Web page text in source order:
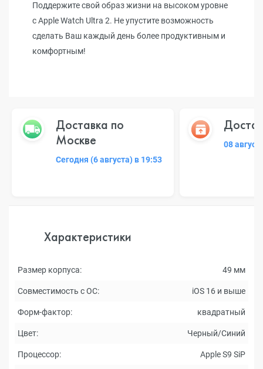
Поддержите свой образ жизни на высоком уровне
с Apple Watch Ultra 2. Не упустите возможность
сделать Ваш каждый день более продуктивным и
комфортным!
Доставка по
Москве
Сегодня (6 августа) в 19:53
08
Характеристики
Размер корпуса: 49 мм
Совместимость с ОС: iOS 16 и выше
Форм-фактор: квадратный
Цвет: Черный/Синий
Процессор: Apple S9 SiP